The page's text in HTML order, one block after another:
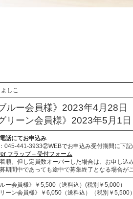
しこ
ブルー会員様》2023年4月28
グリーン会員様》2023年5月1
話にてお申込み
045-441-3933②WEBでお申込み受付期間に下記
フラップ – 受付フォーム
順。但し定員数オーバーした場合は、お申し込
期間中であっても途中で募集終了となる場合がご
ルー会員様》￥5,500（送料込）(税別￥5,000）
リーン会員様》￥6,050（送料込）（税別￥5,500）